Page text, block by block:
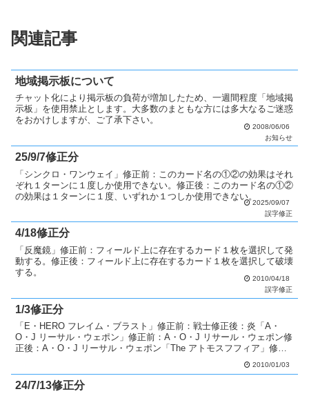
関連記事
地域掲示板について
チャット化により掲示板の負荷が増加したため、一週間程度「地域掲
示板」を使用禁止とします。大多数のまともな方には多大なるご迷惑
をおかけしますが、ご了承下さい。
2008/06/06
お知らせ
25/9/7修正分
「シンクロ・ワンウェイ」修正前：このカード名の①②の効果はそれ
ぞれ１ターンに１度しか使用できない。修正後：このカード名の①②
の効果は１ターンに１度、いずれか１つしか使用できない。
2025/09/07
誤字修正
4/18修正分
「反魔鏡」修正前：フィールド上に存在するカード１枚を選択して発
動する。修正後：フィールド上に存在するカード１枚を選択して破壊
する。
2010/04/18
誤字修正
1/3修正分
「E・HERO フレイム・ブラスト」修正前：戦士修正後：炎「A・
O・J リーサル・ウェポン」修正前：A・O・J リサール・ウェポン修
正後：A・O・J リーサル・ウェポン「The アトモスフフィア」修正
2010/01/03
24/7/13修正分